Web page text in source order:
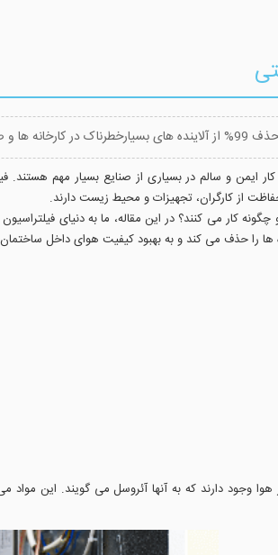
می شوند .
ایمن و سالم در بسیاری از صنایع بسیار مهم هستند.
از کارگران، تجهیزات و محیط زیست دارند.
را حذف می کند و به بهبود کیفیت هوای داخل
هوا وجود دارند که به آنها آئروسل می گویند. این